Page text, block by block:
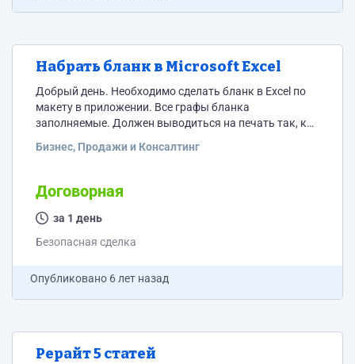
Набрать бланк в Microsoft Excel
Добрый день. Необходимо сделать бланк в Excel по
макету в приложении. Все графы бланка
заполняемые. Должен выводиться на печать так, как
Бизнес, Продажи и Консалтинг
Договорная
за 1 день
Безопасная сделка
Опубликовано 6 лет назад
Рерайт 5 статей